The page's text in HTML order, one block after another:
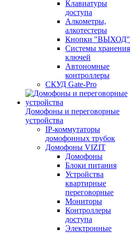
Клавиатуры
доступа
Алкометры,
алкотестеры
Кнопки "ВЫХОД"
Системы хранения
ключей
Автономные
контроллеры
СКУД Gate-Pro
Домофоны и переговорные
устройства
IP-коммутаторы
домофонных трубок
Домофоны VIZIT
Домофоны
Блоки питания
Устройства
квартирные
переговорные
Мониторы
Контроллеры
доступа
Электронные